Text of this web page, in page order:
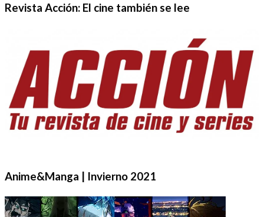
Revista Acción: El cine también se lee
Anime&Manga | Invierno 2021